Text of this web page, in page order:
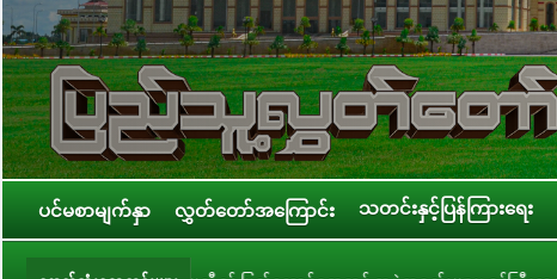
ပင်မစာမျက်နှာ လွှတ်တော်အကြောင်း သတင်းနှင့်ပြန်ကြားရေး